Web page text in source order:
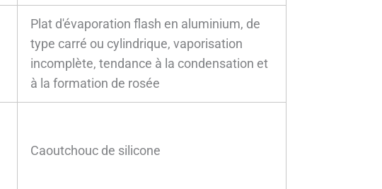
Plat d'évaporation flash en aluminium, de
type carré ou cylindrique, vaporisation
incomplète, tendance à la condensation et
à la formation de rosée
Caoutchouc de silicone